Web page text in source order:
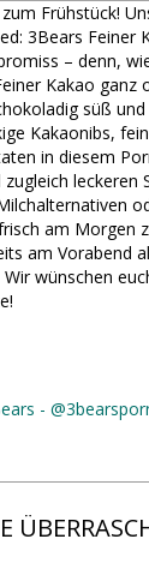
Frühstück!
3Bears Feiner
– denn,
Kakao ganz
süß
Kakaonibs,
in diesem
leckeren
am Morgen
am Vorabend
wünschen
-